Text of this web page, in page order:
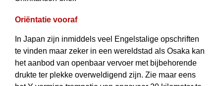
Oriëntatie vooraf
In Japan zijn inmiddels veel Engelstalige opschriften
te vinden maar zeker in een wereldstad als Osaka kan
het aanbod van openbaar vervoer met bijbehorende
drukte ter plekke overweldigend zijn. Zie maar eens